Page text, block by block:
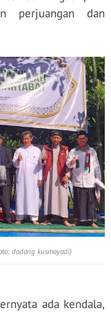
perjuangan dan
dadang kusmayadi)
ada kendala,